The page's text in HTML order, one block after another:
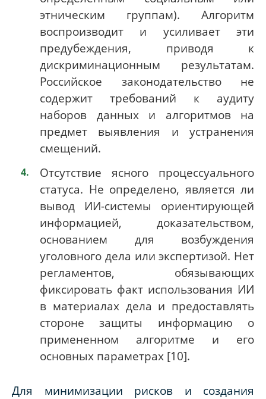
этническим группам). Алгоритм
воспроизводит и усиливает эти
предубеждения, приводя к
дискриминационным результатам.
Российское законодательство не
содержит требований к аудиту
наборов данных и алгоритмов на
предмет выявления и устранения
смещений.
Отсутствие ясного процессуального
статуса. Не определено, является ли
вывод ИИ-системы ориентирующей
информацией, доказательством,
основанием для возбуждения
уголовного дела или экспертизой. Нет
регламентов, обязывающих
фиксировать факт использования ИИ
в материалах дела и предоставлять
стороне защиты информацию о
примененном алгоритме и его
основных параметрах [10].
Для минимизации рисков и создания